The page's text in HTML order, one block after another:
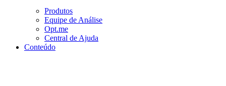
Produtos
Equipe de Análise
Opt.me
Central de Ajuda
Conteúdo